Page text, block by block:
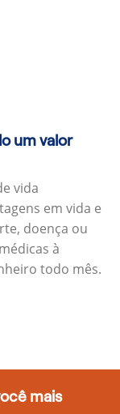
um valor
vida
em vida e
doença ou
à
todo mês.
mais